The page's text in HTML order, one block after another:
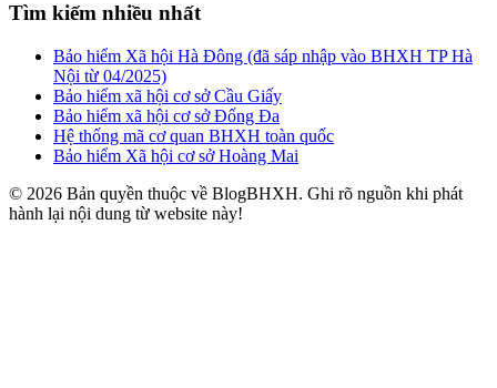
Tìm kiếm nhiều nhất
Bảo hiểm Xã hội Hà Đông (đã sáp nhập vào BHXH TP Hà
Nội từ 04/2025)
Bảo hiểm xã hội cơ sở Cầu Giấy
Bảo hiểm xã hội cơ sở Đống Đa
Hệ thống mã cơ quan BHXH toàn quốc
Bảo hiểm Xã hội cơ sở Hoàng Mai
© 2026 Bản quyền thuộc về BlogBHXH. Ghi rõ nguồn khi phát
hành lại nội dung từ website này!